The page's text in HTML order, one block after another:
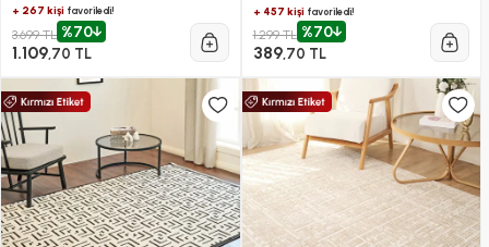
+ 267 kişi favoriledi!
3.699 TL %70
1.109,70 TL
+ 457 kişifavoriledi!
1.299 TL %70
389,70 TL